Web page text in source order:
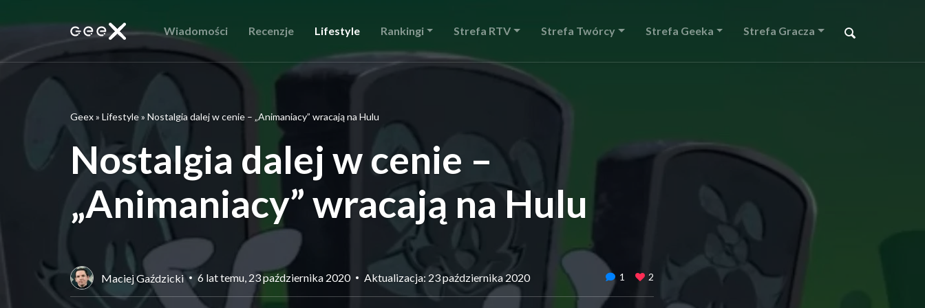
Wiadomości Recenzje Lifestyle Rankingi Strefa RTV Strefa Twórcy Strefa Geeka Strefa Gracza
Geex» Lifestyle» Nostalgia dalej w cenie – „Animaniacy” wracają na Hulu
Nostalgia dalej w cenie –
„Animaniacy” wracają na Hulu
Maciej Gaździcki 6 lat temu, 23 października 2020 Aktualizacja: 23 października 2020 1 2